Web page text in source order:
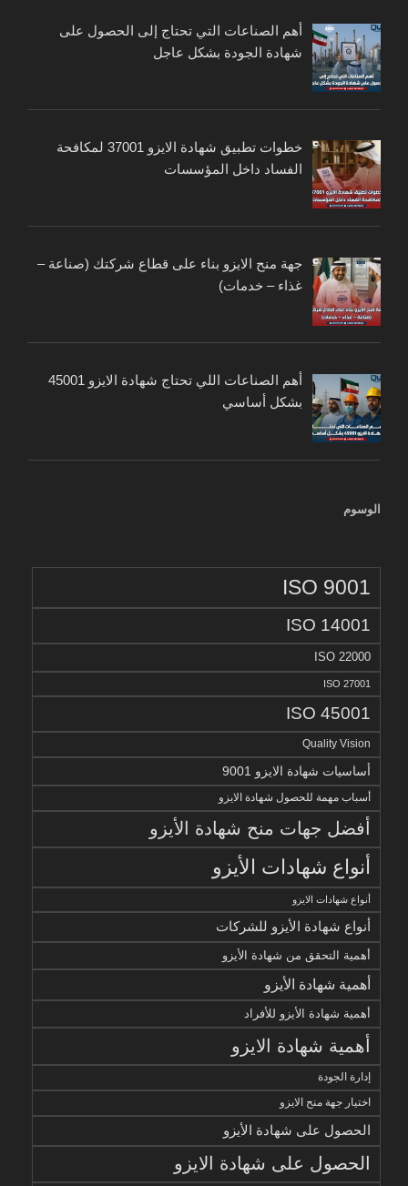
أهم الصناعات التي تحتاج إلى الحصول على
شهادة الجودة بشكل عاجل
خطوات تطبيق شهادة الايزو 37001 لمكافحة
الفساد داخل المؤسسات
جهة منح الايزو بناء على قطاع شركتك (صناعة –
غذاء – خدمات)
أهم الصناعات اللي تحتاج شهادة الايزو 45001
بشكل أساسي
الوسوم
ISO 9001
ISO 14001
ISO 22000
ISO 27001
ISO 45001
Quality Vision
أساسيات شهادة الايزو 9001
أسباب مهمة للحصول شهادة الايزو
أفضل جهات منح شهادة الأيزو
أنواع شهادات الأيزو
أنواع شهادات الايزو
أنواع شهادة الأيزو للشركات
أهمية التحقق من شهادة الأيزو
أهمية شهادة الأيزو
أهمية شهادة الأيزو للأفراد
أهمية شهادة الايزو
إدارة الجودة
اختيار جهة منح الايزو
الحصول على شهادة الأيزو
الحصول على شهادة الايزو